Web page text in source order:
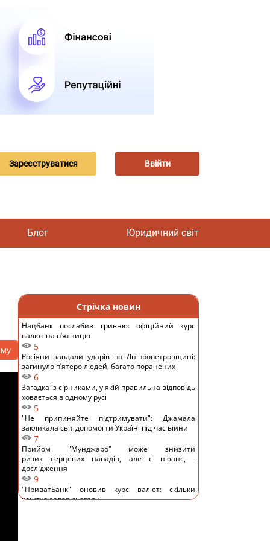
Зареєструватися Ввійти
Блог Юридичний світ
Стрічка новин
Нацбанк послабив гривню: офіційний курс
валют на п’ятницю
5
Росіяни завдали ударів по Дніпропетровщині:
загинуло пʼятеро людей, багато поранених
6
Загадка із сірниками, у якій правильна відповідь
ховається в одному русі
5
"Не припиняйте підтримувати": Джамала
закликала світ допомогти Україні під час війни
7
Прийом "Мунджаро" може знизити
ризик серцевих нападів, але є нюанс, -
дослідження
9
"ПриватБанк" оновив курс валют: скільки
коштує долар сьогодні